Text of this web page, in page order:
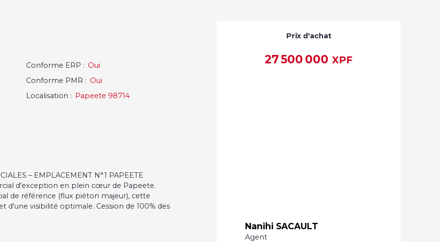
Conforme ERP : Oui
Conforme PMR : Oui
Localisation : Papeete 98714
– EMPLACEMENT N°1 PAPEETE
d'exception en plein cœur de Papeete.
de référence (flux piéton majeur), cette
visibilité optimale. Cession de 100% des
Prix d'achat
27 500 000XPF
Nanihi SACAULT
Agent